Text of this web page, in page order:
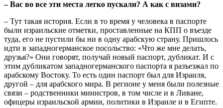
– Вас во все эти места легко пускали? А как с визами?
– Тут такая история. Если в то время у человека в паспорте
были израильские отметки, проставленные на КПП о въезде
туда, его не пустили бы ни в одну арабскую страну. Пришлось
идти в западногерманское посольство: «Что же мне делать,
друзья?» Они говорят, получай новый паспорт, дубликат. И с
этим дубликатом западногерманского паспорта я разъезжал по
арабскому Востоку. То есть один паспорт был для Израиля,
другой – для арабского мира. В регионе у меня были полезные
связи – родственники министров, в том числе и в Ливане,
офицеры израильской армии, политики в Израиле и в Египте.